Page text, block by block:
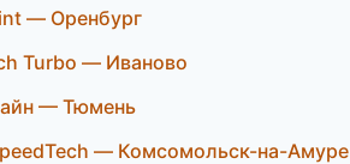
— Оренбург
Turbo — Иваново
— Тюмень
— Комсомольск-на-Амуре